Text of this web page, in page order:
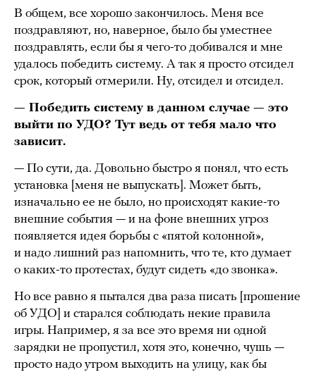
В общем, все хорошо закончилось. Меня все
поздравляют, но, наверное, было бы уместнее
поздравлять, если бы я чего-то добивался и мне
удалось победить систему. А так я просто отсидел
срок, который отмерили. Ну, отсидел и отсидел.
— Победить систему в данном случае — это
выйти по УДО? Тут ведь от тебя мало что
зависит.
— По сути, да. Довольно быстро я понял, что есть
установка [меня не выпускать]. Может быть,
изначально ее не было, но происходят какие-то
внешние события — и на фоне внешних угроз
появляется идея борьбы с «пятой колонной»,
и надо лишний раз напомнить, что те, кто думает
о каких-то протестах, будут сидеть «до звонка».
Но все равно я пытался два раза писать [прошение
об УДО] и старался соблюдать некие правила
игры. Например, я за все это время ни одной
зарядки не пропустил, хотя это, конечно, чушь —
просто надо утром выходить на улицу, как бы